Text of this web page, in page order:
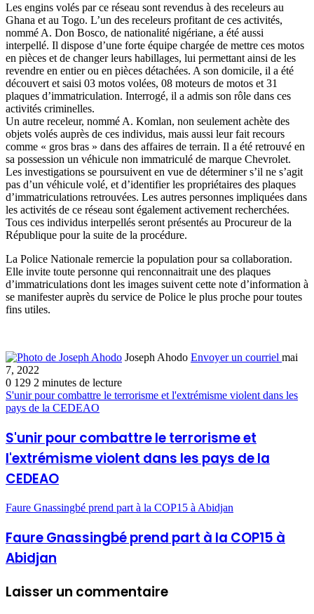
Les engins volés par ce réseau sont revendus à des receleurs au
Ghana et au Togo. L’un des receleurs profitant de ces activités,
nommé A. Don Bosco, de nationalité nigériane, a été aussi
interpellé. Il dispose d’une forte équipe chargée de mettre ces motos
en pièces et de changer leurs habillages, lui permettant ainsi de les
revendre en entier ou en pièces détachées. A son domicile, il a été
découvert et saisi 03 motos volées, 08 moteurs de motos et 31
plaques d’immatriculation. Interrogé, il a admis son rôle dans ces
activités criminelles.
Un autre receleur, nommé A. Komlan, non seulement achète des
objets volés auprès de ces individus, mais aussi leur fait recours
comme « gros bras » dans des affaires de terrain. Il a été retrouvé en
sa possession un véhicule non immatriculé de marque Chevrolet.
Les investigations se poursuivent en vue de déterminer s’il ne s’agit
pas d’un véhicule volé, et d’identifier les propriétaires des plaques
d’immatriculations retrouvées. Les autres personnes impliquées dans
les activités de ce réseau sont également activement recherchées.
Tous ces individus interpellés seront présentés au Procureur de la
République pour la suite de la procédure.
La Police Nationale remercie la population pour sa collaboration.
Elle invite toute personne qui renconnaitrait une des plaques
d’immatriculations dont les images suivent cette note d’information à
se manifester auprès du service de Police le plus proche pour toutes
fins utiles.
Joseph Ahodo Envoyer un courriel mai
7, 2022
0 129 2 minutes de lecture
S'unir pour combattre le terrorisme et l'extrémisme violent dans les
pays de la CEDEAO
S'unir pour combattre le terrorisme et
l'extrémisme violent dans les pays de la
CEDEAO
Faure Gnassingbé prend part à la COP15 à Abidjan
Faure Gnassingbé prend part à la COP15 à
Abidjan
Laisser un commentaire